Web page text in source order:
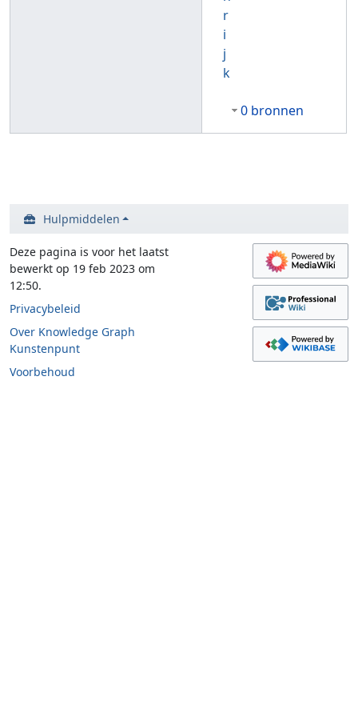
r
i
j
k
0 bronnen
Hulpmiddelen
Deze pagina is voor het laatst
bewerkt op 19 feb 2023 om
12:50.
Privacybeleid
Over Knowledge Graph
Kunstenpunt
Voorbehoud